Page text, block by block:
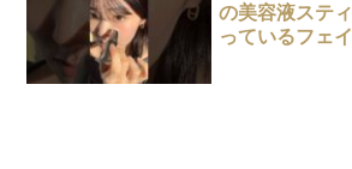
の美容液ステ
っているフェ